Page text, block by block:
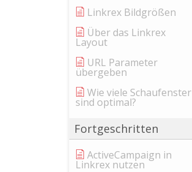
Linkrex Bildgrößen
Über das Linkrex
Layout
URL Parameter
übergeben
Wie viele Schaufenster
sind optimal?
Fortgeschritten
ActiveCampaign in
Linkrex nutzen